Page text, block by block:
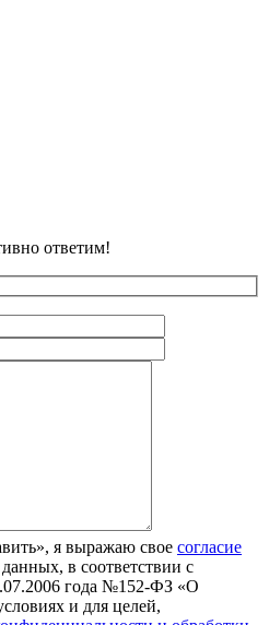
ответим!
я выражаю свое согласие
в соответствии с
года №152-ФЗ «О
и для целей,